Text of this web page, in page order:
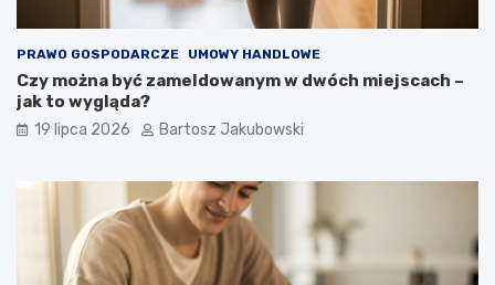
PRAWO GOSPODARCZE UMOWY HANDLOWE
Czy można być zameldowanym w dwóch miejscach –
jak to wygląda?
19 lipca 2026 Bartosz Jakubowski